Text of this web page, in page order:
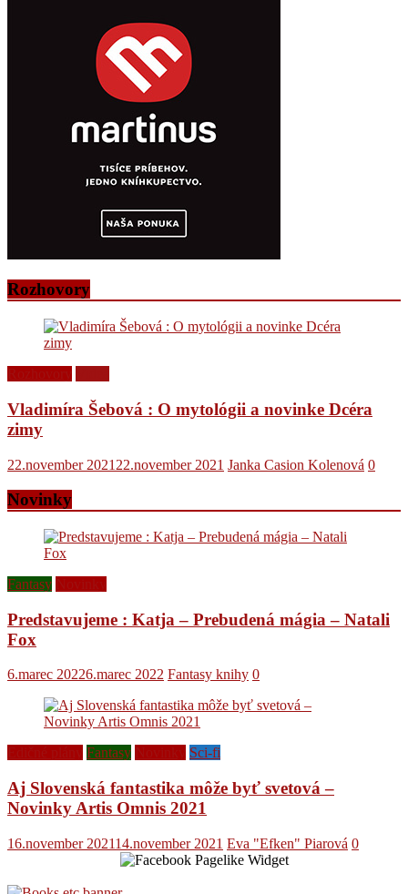
Rozhovory
Vladimíra Šebová : O mytológii a novinke Dcéra
zimy
22.november 2021 22.november 2021 Janka Casion Kolenová 0
Novinky
Fantasy
Predstavujeme : Katja – Prebudená mágia – Natali
Fox
6.marec 20226.marec 2022 Fantasy knihy 0
Fantasy Sci-fi
Aj Slovenská fantastika môže byť svetová –
Novinky Artis Omnis 2021
16.november 202114.november 2021 Eva "Efken" Piarová 0